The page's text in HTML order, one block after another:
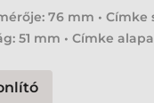
76 mm • Címke
51 mm • Címke